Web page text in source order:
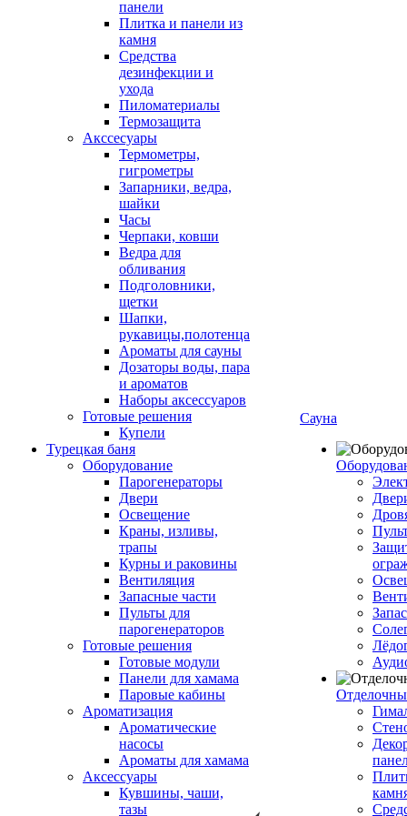
панели
Плитка и панели из
камня
Средства
дезинфекции и
ухода
Пиломатериалы
Термозащита
Аксcесуары
Термометры,
гигрометры
Запарники, ведра,
шайки
Часы
Черпаки, ковши
Ведра для
обливания
Подголовники,
щетки
Шапки,
рукавицы,полотенца
Ароматы для сауны
Дозаторы воды, пара
и ароматов
Наборы аксессуаров
Готовые решения
Купели
Турецкая баня
Оборудование
Парогенераторы
Двери
Освещение
Краны, изливы,
трапы
Курны и раковины
Вентиляция
Запасные части
Пульты для
парогенераторов
Готовые решения
Готовые модули
Панели для хамама
Паровые кабины
Ароматизация
Ароматические
насосы
Ароматы для хамама
Аксессуары
Кувшины, чаши,
тазы
Сауна